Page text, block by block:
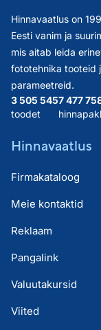
Hinnavaatlus on
Eesti vanim ja
mis aitab leida
fototehnika tooteid
parameetreid.
3 505 545
toodet
7 477
Hinnavaatlus
Firmakataloog
Meie kontaktid
Reklaam
Pangalink
Valuutakursid
Viited